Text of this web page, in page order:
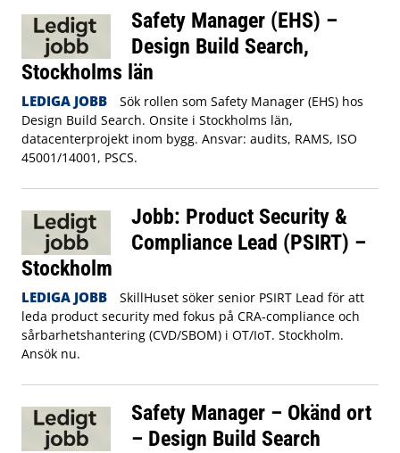
Safety Manager (EHS) –
Design Build Search,
Stockholms län
LEDIGA JOBB
Sök rollen som Safety Manager (EHS) hos
Design Build Search. Onsite i Stockholms län,
datacenterprojekt inom bygg. Ansvar: audits, RAMS, ISO
45001/14001, PSCS.
Jobb: Product Security &
Compliance Lead (PSIRT) –
Stockholm
LEDIGA JOBB
SkillHuset söker senior PSIRT Lead för att
leda product security med fokus på CRA‑compliance och
sårbarhetshantering (CVD/SBOM) i OT/IoT. Stockholm.
Ansök nu.
Safety Manager – Okänd ort
– Design Build Search